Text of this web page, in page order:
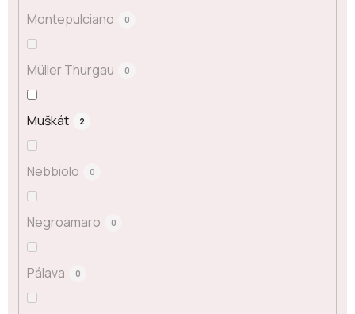
Montepulciano 0
Müller Thurgau 0
Muškát 2
Nebbiolo 0
Negroamaro 0
Pálava 0